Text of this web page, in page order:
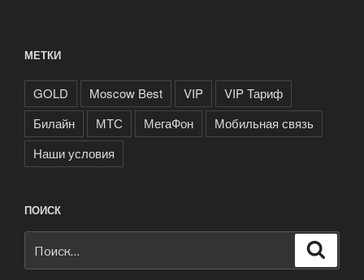
МЕТКИ
GOLD Moscow Best VIP
VIP Тариф
Билайн
МТС МегаФон
Мобильная связь
Наши условия
ПОИСК